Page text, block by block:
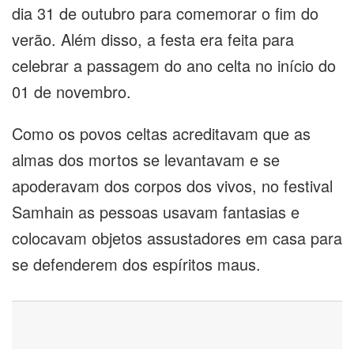
dia 31 de outubro para comemorar o fim do
verão. Além disso, a festa era feita para
celebrar a passagem do ano celta no início do
01 de novembro.
Como os povos celtas acreditavam que as
almas dos mortos se levantavam e se
apoderavam dos corpos dos vivos, no festival
Samhain as pessoas usavam fantasias e
colocavam objetos assustadores em casa para
se defenderem dos espíritos maus.